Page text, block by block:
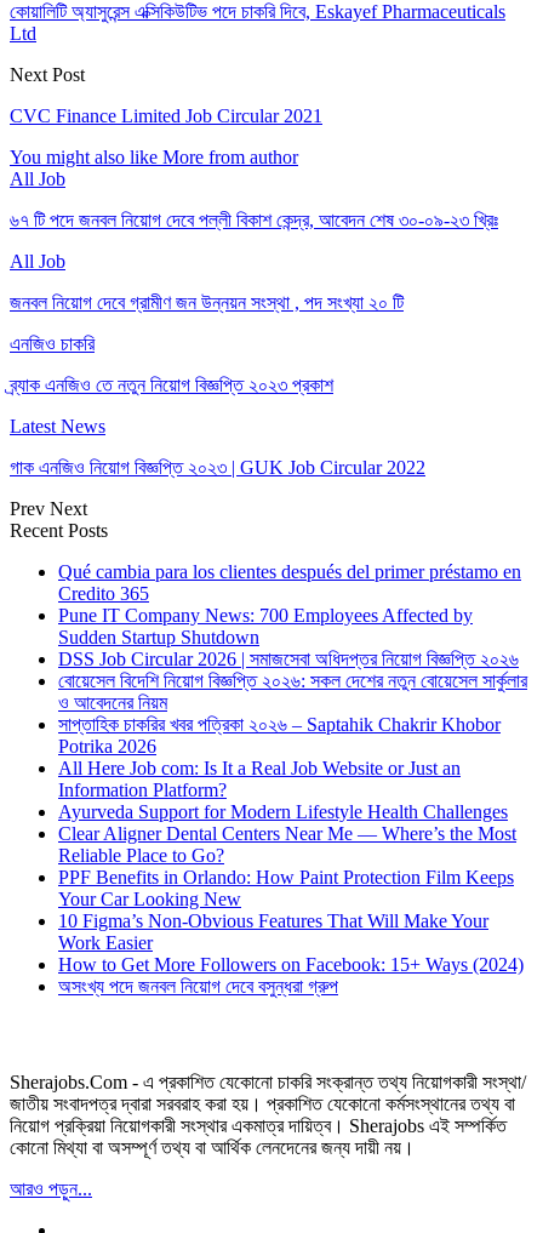
কোয়ালিটি অ্যাসুরেন্স এক্সিকিউটিভ পদে চাকরি দিবে, Eskayef Pharmaceuticals
Ltd
Next Post
CVC Finance Limited Job Circular 2021
You might also like More from author
All Job
৬৭ টি পদে জনবল নিয়োগ দেবে পল্লী বিকাশ কেন্দ্র, আবেদন শেষ ৩০-০৯-২৩ খ্রিঃ
All Job
জনবল নিয়োগ দেবে গ্রামীণ জন উন্নয়ন সংস্থা , পদ সংখ্যা ২০ টি
এনজিও চাকরি
ব্র্যাক এনজিও তে নতুন নিয়োগ বিজ্ঞপ্তি ২০২৩ প্রকাশ
Latest News
গাক এনজিও নিয়োগ বিজ্ঞপ্তি ২০২৩ | GUK Job Circular 2022
Prev Next
Recent Posts
Qué cambia para los clientes después del primer préstamo en
Credito 365
Pune IT Company News: 700 Employees Affected by
Sudden Startup Shutdown
DSS Job Circular 2026 | সমাজসেবা অধিদপ্তর নিয়োগ বিজ্ঞপ্তি ২০২৬
বোয়েসেল বিদেশি নিয়োগ বিজ্ঞপ্তি ২০২৬: সকল দেশের নতুন বোয়েসেল সার্কুলার
ও আবেদনের নিয়ম
সাপ্তাহিক চাকরির খবর পত্রিকা ২০২৬ – Saptahik Chakrir Khobor
Potrika 2026
All Here Job com: Is It a Real Job Website or Just an
Information Platform?
Ayurveda Support for Modern Lifestyle Health Challenges
Clear Aligner Dental Centers Near Me — Where’s the Most
Reliable Place to Go?
PPF Benefits in Orlando: How Paint Protection Film Keeps
Your Car Looking New
10 Figma’s Non-Obvious Features That Will Make Your
Work Easier
How to Get More Followers on Facebook: 15+ Ways (2024)
অসংখ্য পদে জনবল নিয়োগ দেবে বসুন্ধরা গ্রুপ
Sherajobs.Com - এ প্রকাশিত যেকোনো চাকরি সংক্রান্ত তথ্য নিয়োগকারী সংস্থা/
জাতীয় সংবাদপত্র দ্বারা সরবরাহ করা হয়। প্রকাশিত যেকোনো কর্মসংস্থানের তথ্য বা
নিয়োগ প্রক্রিয়া নিয়োগকারী সংস্থার একমাত্র দায়িত্ব। Sherajobs এই সম্পর্কিত
কোনো মিথ্যা বা অসম্পূর্ণ তথ্য বা আর্থিক লেনদেনের জন্য দায়ী নয়।
আরও পড়ুন...